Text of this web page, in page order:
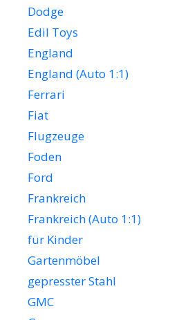
Dodge
Edil Toys
England
England (Auto 1:1)
Ferrari
Fiat
Flugzeuge
Foden
Ford
Frankreich
Frankreich (Auto 1:1)
für Kinder
Gartenmöbel
gepresster Stahl
GMC